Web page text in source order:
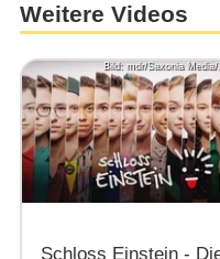
Weitere Videos
Bild: mdr/Saxonia
Schloss Einstein -